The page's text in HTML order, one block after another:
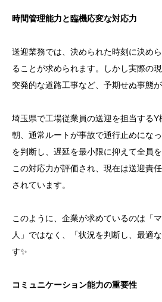
時間管理能力と臨機応変な対応力
送迎業務では、決められた時刻に決め
ることが求められます。しかし実際の
突発的な道路工事など、予期せぬ事態
埼玉県で工場従業員の送迎を担当する
朝、通常ルートが事故で通行止めにな
を判断し、遅延を最小限に抑えて全員
この対応力が評価され、現在は送迎責
されています。
このように、企業が求めているのは「
人」ではなく、「状況を判断し、最適
す✨
コミュニケーション能力の重要性